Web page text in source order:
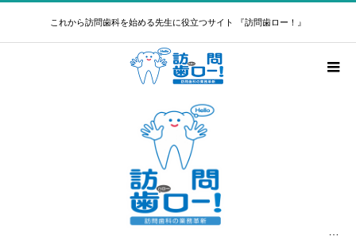
これから訪問歯科を始める先生に役立つサイト 『訪問歯ロー！』